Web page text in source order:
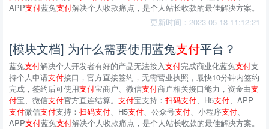
APP支付蓝兔支付解决个人收款痛点，是个人站长收款的最佳解决方案。
更新时间：2023-05-18 11:12:21
[模块文档] 为什么需要使用蓝兔支付平台？
蓝兔支付解决个人开发者有好的产品无法接入支付完成商业化蓝兔支付支
持个人申请支付接口，官方直接签约，无需营业执照，最快10分钟内签约
完成，签约后可使用支付宝商户、微信支付商户相关接口能力，资金由支
付宝、微信支付官方直连结算。 支付宝支持： 扫码支付、H5支付、APP
支付微信支付支持： 扫码支付、H5支付、公众号支付、小程序支付、
APP支付蓝兔支付解决个人收款痛点，是个人站长收款的最佳解决方案。